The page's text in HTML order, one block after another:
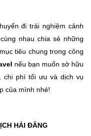
đi trải nghiệm cảnh
nhau chia sẻ những
tiêu chung trong công
nếu bạn muốn sở hữu
chi phí tối ưu và dịch vụ
của mình nhé!
HẢI ĐĂNG